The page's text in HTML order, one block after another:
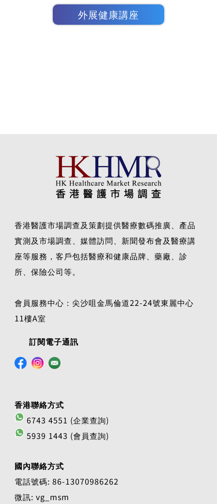
外展健康講座
香港醫護市場調查及策劃提供醫療數碼推廣、產品
實測及市場調查、媒體訪問、新聞發布會及醫療講
座等服務，客戶包括醫療和健康品牌、藥廠、診
所、保險公司等。
會員服務中心：尖沙咀金馬倫道22-24號東麗中心
11樓A室
訂閱電子通訊
香港聯絡方式
6743 4551 (企業查詢)
5939 1443 (會員查詢)
國內聯絡方式
電話號碼: 86-13070986262
微訊: vg_msm